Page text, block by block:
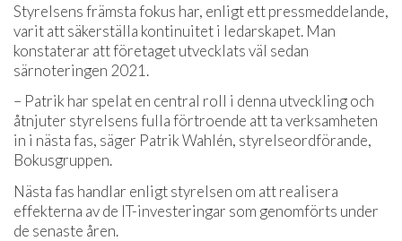
Styrelsens främsta fokus har, enligt ett pressmeddelande,
varit att säkerställa kontinuitet i ledarskapet. Man
konstaterar att företaget utvecklats väl sedan
särnoteringen 2021.
– Patrik har spelat en central roll i denna utveckling och
åtnjuter styrelsens fulla förtroende att ta verksamheten
in i nästa fas, säger Patrik Wahlén, styrelseordförande,
Bokusgruppen.
Nästa fas handlar enligt styrelsen om att realisera
effekterna av de IT-investeringar som genomförts under
de senaste åren.